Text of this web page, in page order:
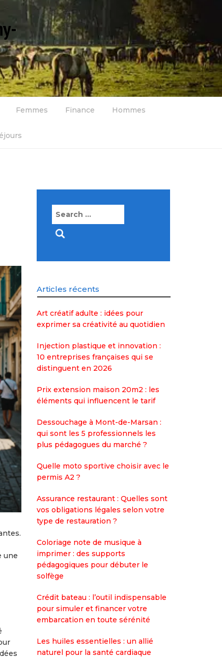
Femmes Finance Hommes
une
Search
Articles récents
Art créatif adulte : idées pour
exprimer sa créativité au quotidien
Injection plastique et innovation :
10 entreprises françaises qui se
distinguent en 2026
Prix extension maison 20m2 : les
éléments qui influencent le tarif
Dessouchage à Mont-de-Marsan :
qui sont les 5 professionnels les
plus pédagogues du marché ?
Quelle moto sportive choisir avec le
permis A2 ?
Assurance restaurant : Quelles sont
vos obligations légales selon votre
type de restauration ?
Coloriage note de musique à
imprimer : des supports
pédagogiques pour débuter le
solfège
Crédit bateau : l’outil indispensable
pour simuler et financer votre
embarcation en toute sérénité
Les huiles essentielles : un allié
naturel pour la santé cardiaque